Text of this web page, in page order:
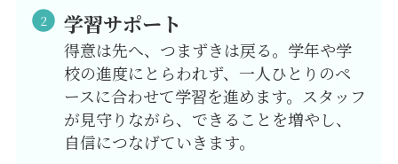
学習サポート
得意は先へ、つまずきは戻る。学年や学
校の進度にとらわれず、一人ひとりのペ
ースに合わせて学習を進めます。スタッフ
が見守りながら、できることを増やし、
自信につなげていきます。